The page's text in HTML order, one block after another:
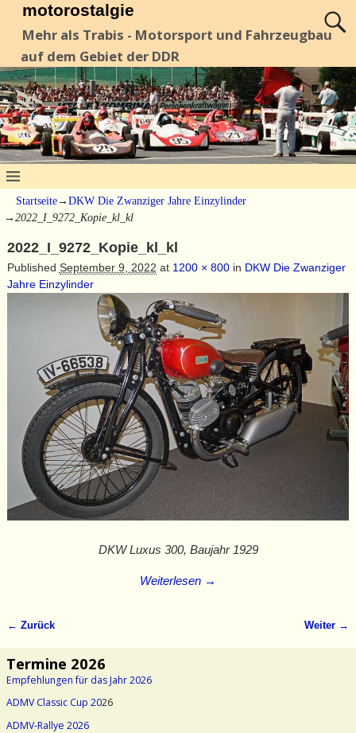
motorostalgie
Mehr als Trabis - Motorsport und Fahrzeugbau
auf dem Gebiet der DDR
Startseite→ DKW Die Zwanziger Jahre Einzylinder
→ 2022_I_9272_Kopie_kl_kl
2022_I_9272_Kopie_kl_kl
Published September 9, 2022 at 1200 × 800in DKW Die Zwanziger
Jahre Einzylinder
DKW Luxus 300, Baujahr 1929
Weiterlesen →
← Zurück Weiter →
Termine 2026
Empfehlungen für das Jahr 2026
ADMV Classic Cup 2026
ADMV-Rallye 2026